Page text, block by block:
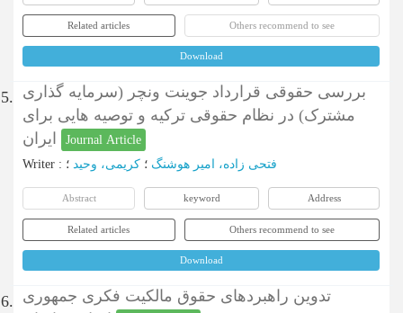
Related articles Others recommend to see
Download
5. بررسی حقوقی قرارداد جوینت ونچر (سرمایه گذاری
مشترک) در نظام حقوقی ترکیه و توصیه هایی برای
Journal Article
Writer : فتحی زاده، امیر هوشنگ ؛ کریمی، وحید ؛
Abstract keyword Address
Related articles Others recommend to see
Download
6. تدوین راهبردهای حقوق مالکیت فکری جمهوری